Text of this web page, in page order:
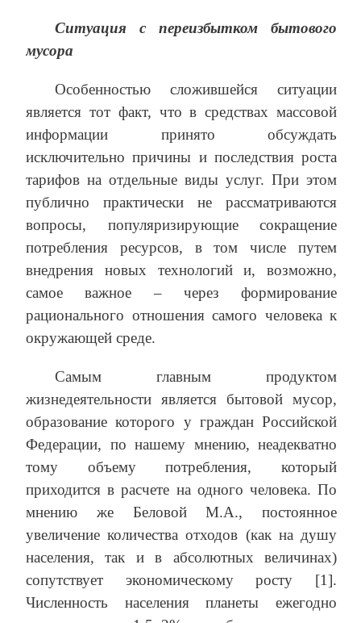
Ситуация с переизбытком бытового
мусора
Особенностью сложившейся ситуации
является тот факт, что в средствах массовой
информации принято обсуждать
исключительно причины и последствия роста
тарифов на отдельные виды услуг. При этом
публично практически не рассматриваются
вопросы, популяризирующие сокращение
потребления ресурсов, в том числе путем
внедрения новых технологий и, возможно,
самое важное – через формирование
рационального отношения самого человека к
окружающей среде.
Самым главным продуктом
жизнедеятельности является бытовой мусор,
образование которого у граждан Российской
Федерации, по нашему мнению, неадекватно
тому объему потребления, который
приходится в расчете на одного человека. По
мнению же Беловой М.А., постоянное
увеличение количества отходов (как на душу
населения, так и в абсолютных величинах)
сопутствует экономическому росту [1].
Численность населения планеты ежегодно